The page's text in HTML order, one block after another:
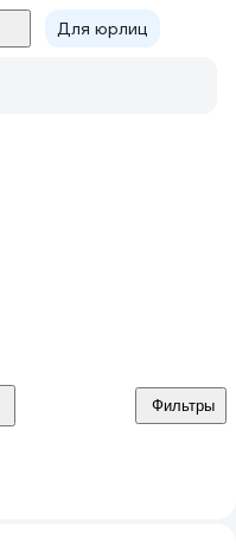
Для юрлиц
Фильтры